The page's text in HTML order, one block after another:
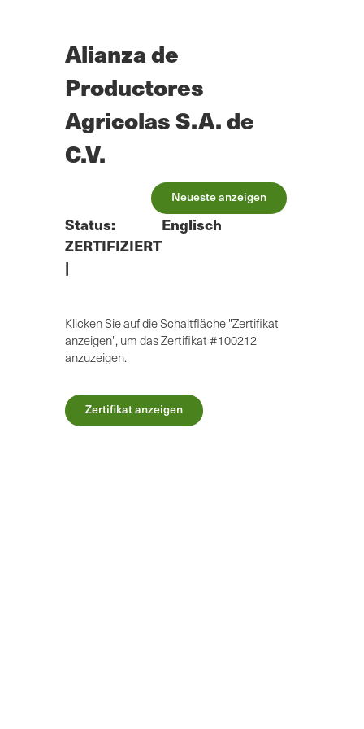
Alianza de
Productores
Agricolas S.A. de
C.V.
Neueste anzeigen
Status:
ZERTIFIZIERT
|
Englisch
Klicken Sie auf die Schaltfläche "Zertifikat
anzeigen", um das Zertifikat #100212
anzuzeigen.
Zertifikat anzeigen